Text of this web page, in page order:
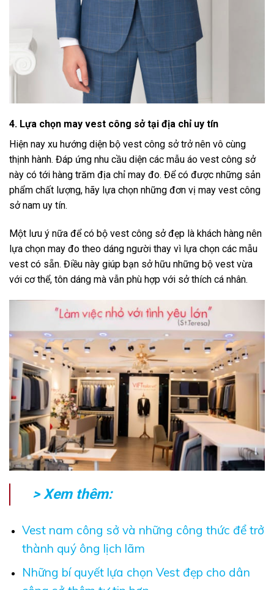
4. Lựa chọn may vest công sở tại địa chỉ uy tín
Hiện nay xu hướng diện bộ vest công sở trở nên vô cùng
thịnh hành. Đáp ứng nhu cầu diện các mẫu áo vest công sở
này có tới hàng trăm địa chỉ may đo. Để có được những sản
phẩm chất lượng, hãy lựa chọn những đơn vị may vest công
sở nam uy tín.
Một lưu ý nữa để có bộ vest công sở đẹp là khách hàng nên
lựa chọn may đo theo dáng người thay vì lựa chọn các mẫu
vest có sẵn. Điều này giúp bạn sở hữu những bộ vest vừa
với cơ thể, tôn dáng mà vẫn phù hợp với sở thích cá nhân.
> Xem thêm:
Vest nam công sở và những công thức để trở
thành quý ông lịch lãm
Những bí quyết lựa chọn Vest đẹp cho dân